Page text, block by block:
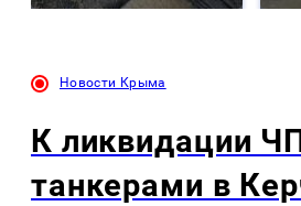
Новости Крыма
К ликвидации
танкерами в